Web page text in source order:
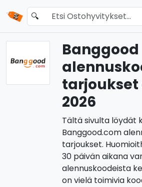
🔍
Banggood
tarjoukset
2026
Tältä sivulta löydät
Banggood.com
tarjoukset.
30 päivän aikana
alennuskoodeista
on vielä toimivia